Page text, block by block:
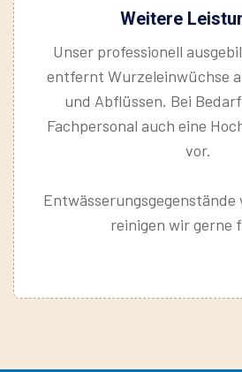
Weitere
Unser professionell
entfernt Wurzeleinwüchse
und Abflüssen. Bei
Fachpersonal auch eine
vor.
Entwässerungsgegenstände
reinigen wir gerne